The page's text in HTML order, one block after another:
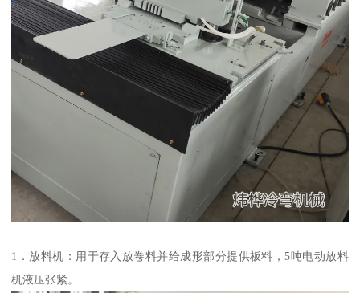
1．放料机：用于存入放卷料并给成形部分提供板料，5吨电动放料
机液压张紧。